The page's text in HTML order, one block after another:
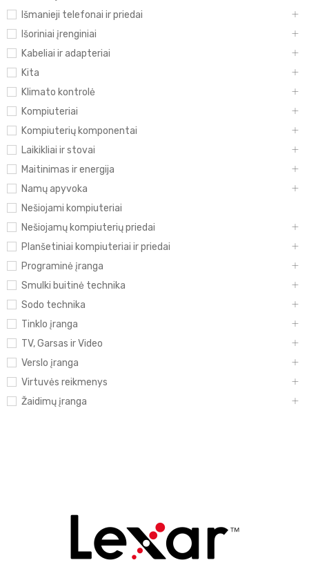
Išmanieji telefonai ir priedai
Išoriniai įrenginiai
Kabeliai ir adapteriai
Kita
Klimato kontrolė
Kompiuteriai
Kompiuterių komponentai
Laikikliai ir stovai
Maitinimas ir energija
Namų apyvoka
Nešiojami kompiuteriai
Nešiojamų kompiuterių priedai
Planšetiniai kompiuteriai ir priedai
Programinė įranga
Smulki buitinė technika
Sodo technika
Tinklo įranga
TV, Garsas ir Video
Verslo įranga
Virtuvės reikmenys
Žaidimų įranga